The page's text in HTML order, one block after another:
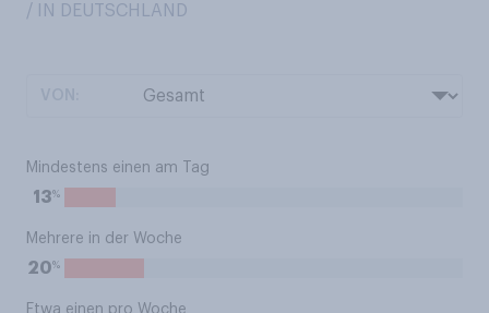
/ IN DEUTSCHLAND
Mindestens einen am Tag
13%
Mehrere in der Woche
20%
Etwa einen pro Woche